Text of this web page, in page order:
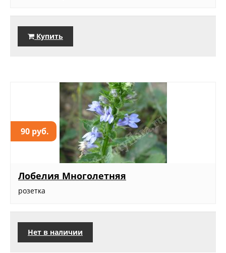
Купить
90 руб.
Лобелия Многолетняя
розетка
Нет в наличии